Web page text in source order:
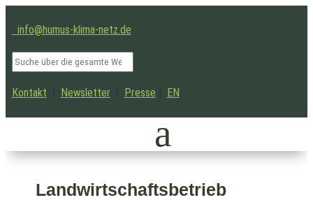
info@humus-klima-netz.de
Kontakt Newsletter| Presse EN
Landwirtschaftsbetrieb